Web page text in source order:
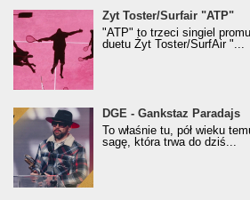
Żyt Toster/SurfAir - ATP VIDEO
Żyt Toster/Surfair "ATP"
"ATP" to trzeci singiel
duetu Żyt Toster/SurfAir "...
donGURALesko z nagrodą za
Klasyczny/Trueschoolowy
(Popkillery 2023)
DGE - Gankstaz Paradajs
To właśnie tu, pół wieku
sagę, która trwa do dziś...